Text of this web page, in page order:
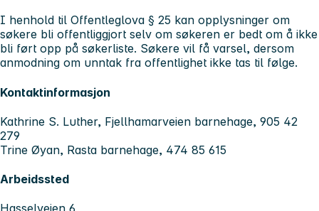
I henhold til Offentleglova § 25 kan opplysninger om
søkere bli offentliggjort selv om søkeren er bedt om å ikke
bli ført opp på søkerliste. Søkere vil få varsel, dersom
anmodning om unntak fra offentlighet ikke tas til følge.
Kontaktinformasjon
Kathrine S. Luther, Fjellhamarveien barnehage, 905 42
279
Trine Øyan, Rasta barnehage, 474 85 615
Arbeidssted